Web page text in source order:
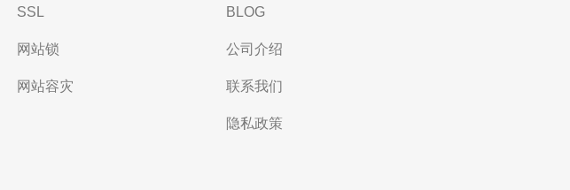
SSL
网站锁
网站容灾
BLOG
公司介绍
联系我们
隐私政策